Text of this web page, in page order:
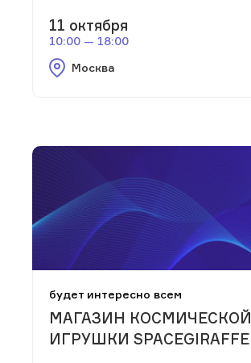
11 октября
10:00 — 18:00
Москва
будет интересно всем
МАГАЗИН КОСМИЧЕСКОЙ
ИГРУШКИ SPACEGIRAFFE